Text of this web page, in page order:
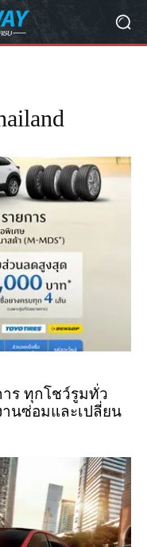
ร ทุกโชว์รูมทั่ว
นซ่อมและเปลี่ยน